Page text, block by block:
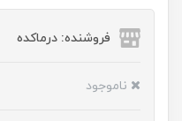
فروشنده: درماکده
ناموجود